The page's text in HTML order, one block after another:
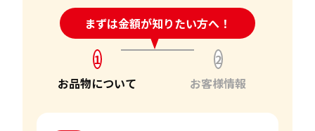
まずは金額が知りたい方へ！
24時間受付中!問い合わせフォーム
1
お品物について
2
お客様情報